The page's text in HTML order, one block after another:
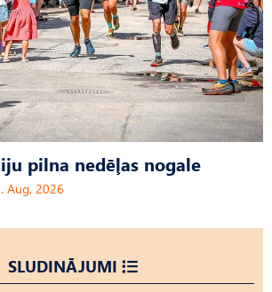
pilna nedēļas nogale
Aug, 2026
SLUDINĀJUMI